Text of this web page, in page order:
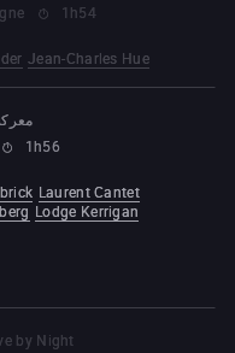
1h54
Jean-Charles Hue
1h56
Laurent Cantet
Lodge Kerrigan
by Night